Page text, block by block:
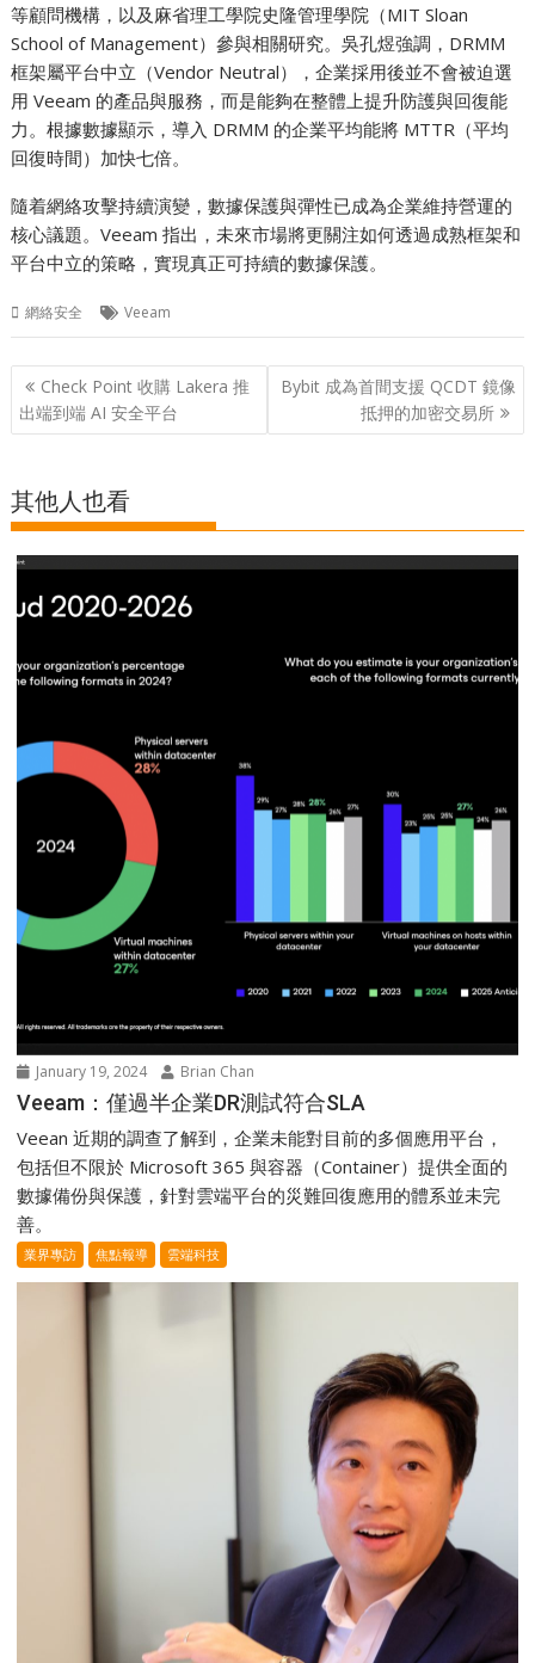
等顧問機構，以及麻省理工學院史隆管理學院（MIT Sloan
School of Management）參與相關研究。吳孔煜強調，DRMM
框架屬平台中立（Vendor Neutral），企業採用後並不會被迫選
用 Veeam 的產品與服務，而是能夠在整體上提升防護與回復能
力。根據數據顯示，導入 DRMM 的企業平均能將 MTTR（平均
回復時間）加快七倍。
隨着網絡攻擊持續演變，數據保護與彈性已成為企業維持營運的
核心議題。Veeam 指出，未來市場將更關注如何透過成熟框架和
平台中立的策略，實現真正可持續的數據保護。
網絡安全 Veeam
Post
navigation
Check Point 收購 Lakera 推
出端到端 AI 安全平台
Bybit 成為首間支援 QCDT 鏡像
抵押的加密交易所
其他人也看
January 19, 2024 Brian Chan
Veeam：僅過半企業DR測試符合SLA
Veean 近期的調查了解到，企業未能對目前的多個應用平台，
包括但不限於 Microsoft 365 與容器（Container）提供全面的
數據備份與保護，針對雲端平台的災難回復應用的體系並未完
善。
業界專訪 焦點報導 雲端科技